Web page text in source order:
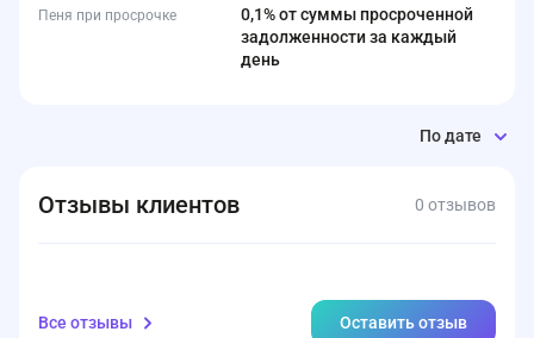
Пеня при просрочке
0,1% от суммы просроченной
задолженности за каждый
день
По дате
Отзывы клиентов 0 отзывов
Все отзывы Оставить отзыв